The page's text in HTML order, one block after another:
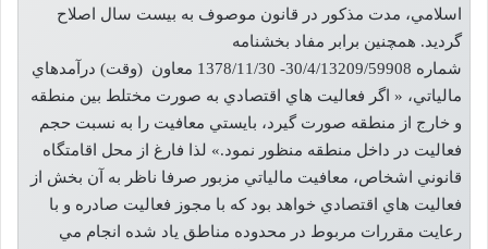
اسلامي، مدت مذکور در قانون موصوف به بيست سال اصلاح
گرديد. همچنين برابر مفاد بخشنامه
شماره 30/4/13209/59908- 1378/11/30 معاون (وقت) درآمدهاي
مالياتي، « اگر فعاليت هاي اقتصادي به صورت مختلط بين منطقه
و خارج از منطقه صورت گيرد، بايستي معافيت را به نسبت حجم
فعاليت در داخل منطقه منظور نمود.» لذا فارغ از محل اقامتگاه
قانوني اشخاص، معافيت مالياتي مزبور صرفا ناظر به آن بخش از
فعاليت هاي اقتصادي خواهد بود که با مجوز فعاليت صادره و با
رعايت مقررات مربوط در محدوده مناطق ياد شده انجام مي